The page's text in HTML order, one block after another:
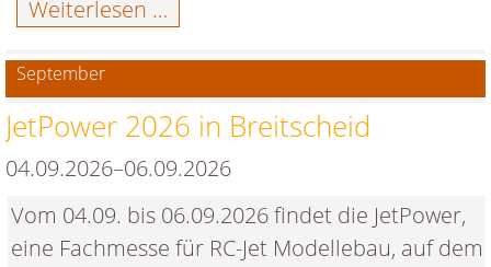
Weiterlesen …
und
GliderEXPO
in
Hülben
September
JetPower 2026 in Breitscheid
04.09.2026–06.09.2026
Vom 04.09. bis 06.09.2026 findet die JetPower,
eine Fachmesse für RC-Jet Modellebau, auf dem